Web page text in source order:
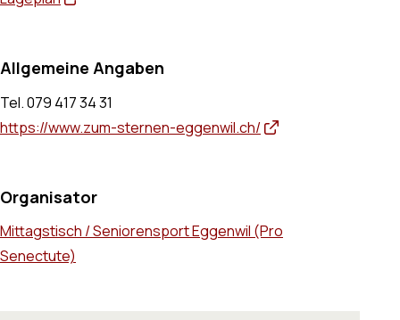
Allgemeine Angaben
Tel.079 417 34 31
https://www.zum-sternen-eggenwil.ch/
Organisator
Mittagstisch / Seniorensport Eggenwil (Pro
Senectute)